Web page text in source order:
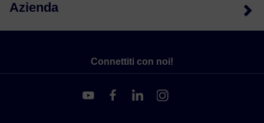
Azienda
Connettiti con noi!